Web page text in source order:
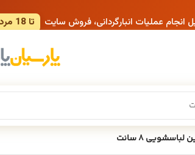
انجام عملیات انبارگردانی، فروش سایت تا 18 مرداد
8 سانت